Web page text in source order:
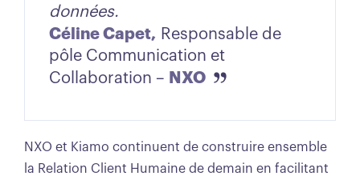
données.
Céline Capet, Responsable de
pôle Communication et
Collaboration – NXO
NXO et Kiamo continuent de construire ensemble
la Relation Client Humaine de demain en facilitant